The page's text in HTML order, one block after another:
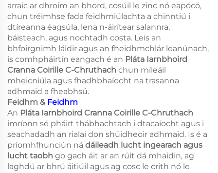
arraic ar dhroim an bhord, cosúil le zinc nó eapócó,
chun tréimhse fada feidhmiúlachta a chinntiú i
dtíreanna éagsúla, lena n-áirítear salannra,
báisteach, agus nochtadh costa. Leis an
bhfoirgnimh láidir agus an fheidhmchlár leanúnach,
is comhpháirtín eangach é an Pláta Iarnbhoird
Cranna Coirille C-Chruthach chun míleáil
mheicniúla agus fhadhbhaíocht na trasanna
adhmaid a fheabhsú.
Feidhm & Feidhm
An Pláta Iarnbhoird Cranna Coirille C-Chruthach
imríonn sé pháirt thábhachtach i dtacaíocht agus i
seachadadh an rialaí don shúidheoir adhmaid. Is é a
príomhfhunciún ná dáileadh lucht ingearach agus
lucht taobh go gach áit ar an rúit dá mhaidin, ag
laghdú ar bhrú áitiúil agus ag cosc le crith nó le